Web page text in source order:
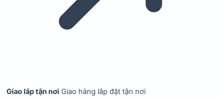
Giao lắp tận nơi Giao hàng lắp đặt tận nơi